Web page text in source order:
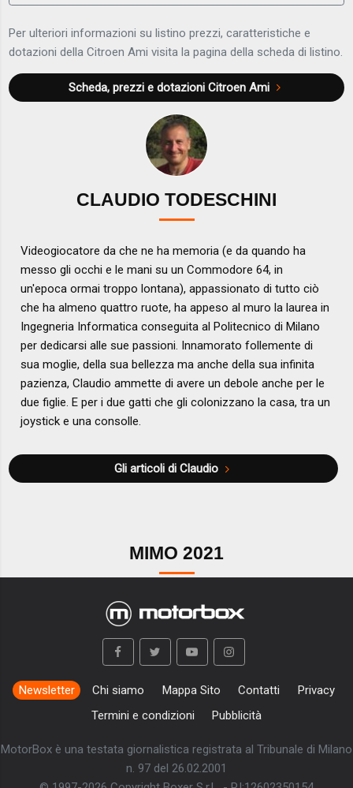
Per ulteriori informazioni su listino prezzi, caratteristiche e
dotazioni della Citroen Ami visita la pagina della scheda di listino.
Scheda, prezzi e dotazioniCitroen Ami
CLAUDIO TODESCHINI
Videogiocatore da che ne ha memoria (e da quando ha
messo gli occhi e le mani su un Commodore 64, in
un'epoca ormai troppo lontana), appassionato di tutto ciò
che ha almeno quattro ruote, ha appeso al muro la laurea in
Ingegneria Informatica conseguita al Politecnico di Milano
per dedicarsi alle sue passioni. Innamorato follemente di
sua moglie, della sua bellezza ma anche della sua infinita
pazienza, Claudio ammette di avere un debole anche per le
due figlie. E per i due gatti che gli colonizzano la casa, tra un
joystick e una consolle.
Gli articoli di Claudio
MIMO 2021
Newsletter Chi siamo Mappa Sito Contatti
Privacy
Termini e condizioni
Pubblicità
MotorBox è una testata giornalistica registrata al Tribunale di Milano
n. 97 del 26.02.2001